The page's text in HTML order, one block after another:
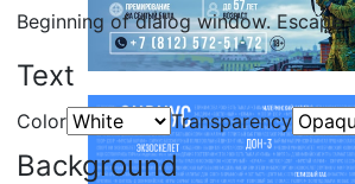
Beginning of dialog window. Escape
Text
Color Transparency
Background